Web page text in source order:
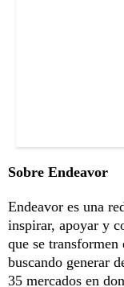
Sobre Endeavor
Endeavor es una
inspirar, apoyar y
que se
buscando generar
35 mercados en